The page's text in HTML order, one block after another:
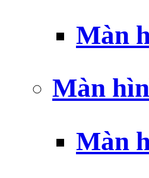
Màn
Màn
Màn